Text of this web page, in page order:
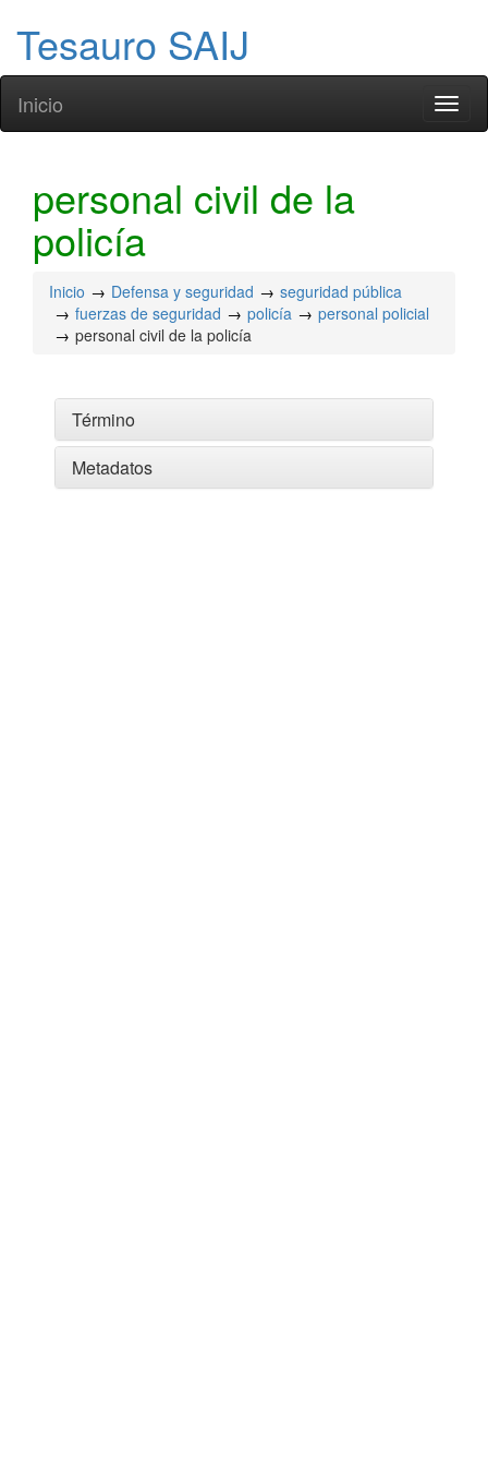
Tesauro SAIJ
Inicio
personal civil de la
policía
Inicio Defensa y seguridad
seguridad pública
fuerzas de seguridad
policía
personal policial
personal civil de la policía
Término
Metadatos